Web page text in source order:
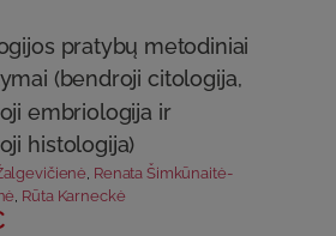
pratybų metodiniai
(bendroji citologija,
embriologija ir
histologija)
Renata Šimkūnaitė-
, Rūta Karneckė